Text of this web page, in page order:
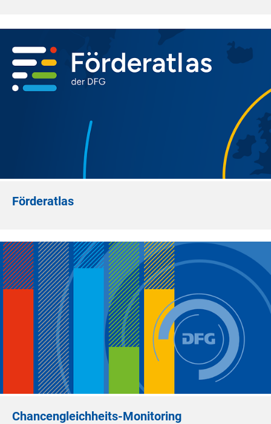
Förderatlas
Chancengleichheits-Monitoring